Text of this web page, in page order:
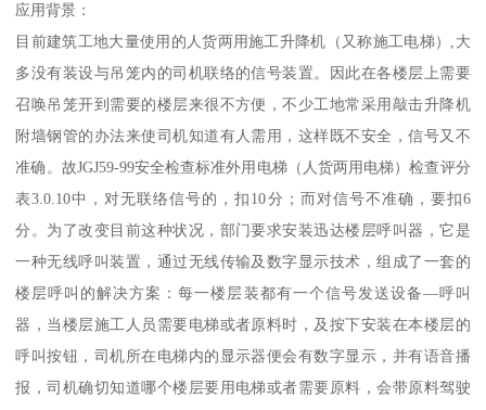
应用背景：
目前建筑工地大量使用的人货两用施工升降机（又称施工电梯）,大
多没有装设与吊笼内的司机联络的信号装置。因此在各楼层上需要
召唤吊笼开到需要的楼层来很不方便，不少工地常采用敲击升降机
附墙钢管的办法来使司机知道有人需用，这样既不安全，信号又不
准确。故JGJ59-99安全检查标准外用电梯（人货两用电梯）检查评分
表3.0.10中，对无联络信号的，扣10分；而对信号不准确，要扣6
分。为了改变目前这种状况，部门要求安装迅达楼层呼叫器，它是
一种无线呼叫装置，通过无线传输及数字显示技术，组成了一套的
楼层呼叫的解决方案：每一楼层装都有一个信号发送设备—呼叫
器，当楼层施工人员需要电梯或者原料时，及按下安装在本楼层的
呼叫按钮，司机所在电梯内的显示器便会有数字显示，并有语音播
报，司机确切知道哪个楼层要用电梯或者需要原料，会带原料驾驶